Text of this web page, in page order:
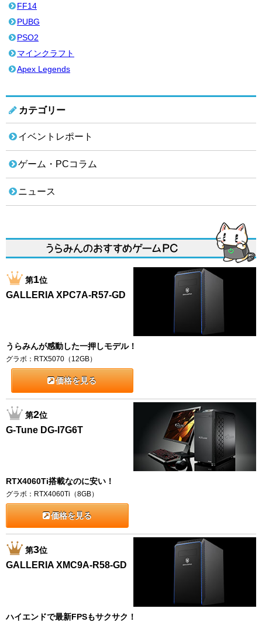
カテゴリー
イベントレポート
ゲーム・PCコラム
ニュース
FF14
PUBG
PSO2
マインクラフト
Apex Legends
第1位
GALLERIA XPC7A-R57-GD
うらみんが感動した一押しモデル！
グラボ：RTX5070（12GB）
価格を見る
第2位
G-Tune DG-I7G6T
RTX4060Ti搭載なのに安い！
グラボ：RTX4060Ti（8GB）
価格を見る
第3位
GALLERIA XMC9A-R58-GD
ハイエンドで最新FPSもサクサク！